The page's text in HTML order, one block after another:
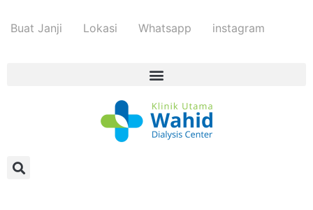
Buat Janji Lokasi Whatsapp instagram